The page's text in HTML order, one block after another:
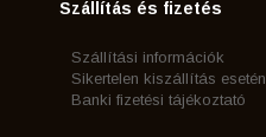
Szállítás és fizetés
Szállítási információk
Sikertelen kiszállítás esetén
Banki fizetési tájékoztató